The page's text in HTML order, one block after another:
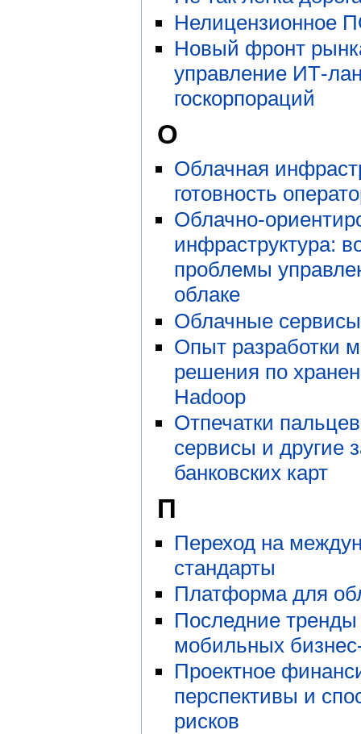
Нелицензионное
Новый фронт
управление ИТ-
госкорпораций
О
Облачная
готовность
Облачно-
инфраструктура:
проблемы
облаке
Облачные
Опыт разработки
решения по
Hadoop
Отпечатки
сервисы и другие
банковских карт
П
Переход на
стандарты
Платформа для
Последние
мобильных
Проектное
перспективы и
рисков